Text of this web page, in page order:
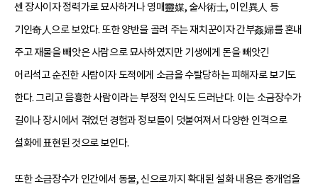
센 장사이자 정력가로 묘사하거나 영매靈媒, 술사術士, 이인異人 등
기인奇人으로 보았다. 또한 양반을 골려 주는 재치꾼이자 간부姦婦를 혼내
주고 재물을 빼앗은 사람으로 묘사하였지만 기생에게 돈을 빼앗긴
어리석고 순진한 사람이자 도적에게 소금을 수탈당하는 피해자로 보기도
한다. 그리고 음흉한 사람이라는 부정적 인식도 드러난다. 이는 소금장수가
길이나 장시에서 겪었던 경험과 정보들이 덧붙여져서 다양한 인격으로
설화에 표현된 것으로 보인다.
또한 소금장수가 인간에서 동물, 신으로까지 확대된 설화 내용은 중개업을